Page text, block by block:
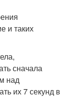
и таких
сначала
над
их 7 секунд в